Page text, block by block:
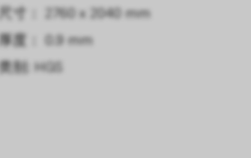
尺寸： 2760 x 2040 mm
厚度： 0.9 mm
类别: HGS